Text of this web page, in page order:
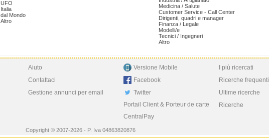
UFO
Italia
dal Mondo
Altro
Medicina / Salute
Customer Service - Call Center
Dirigenti, quadri e manager
Finanza / Legale
Modelli/e
Tecnici / Ingegneri
Altro
Aiuto
Contattaci
Gestione annunci per email
Versione Mobile
Facebook
Twitter
Portail Client & Porteur de carte
CentralPay
I più ricercati
Ricerche frequenti
Ultime ricerche
Ricerche
Copyright © 2007-2026 - P. Iva 04863820876